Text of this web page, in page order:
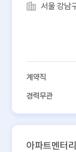
서울 강남
계약직
경력무관
아파트멘터리